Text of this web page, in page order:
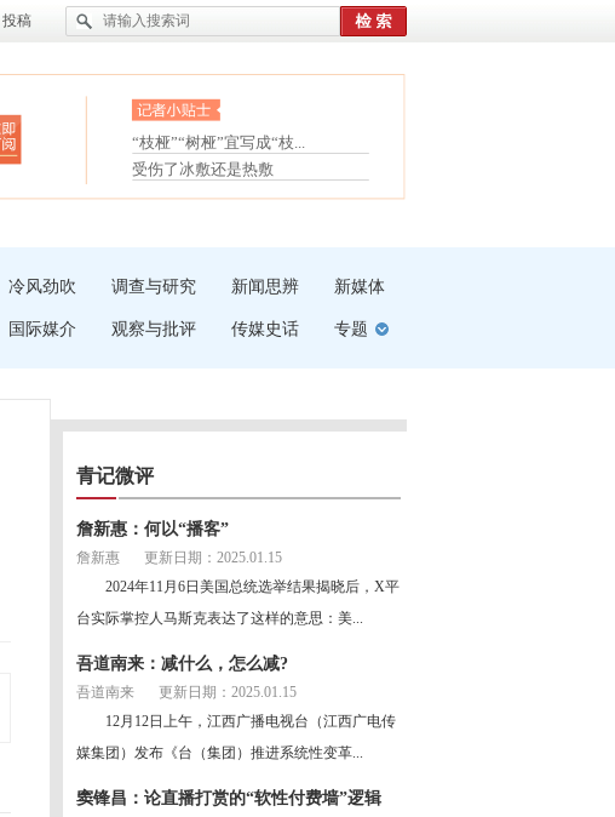
投稿
眼白变红或是结膜下出血
“枝桠”“树桠”宜写成“枝...
夏天缓解疲劳有三招
护腰，摆脱六大坏习惯
受伤了冰敷还是热敷
白内障治疗的误区
冷风劲吹 调查与研究 新闻思辨 新媒体
国际媒介 观察与批评 传媒史话 专题
青记微评
詹新惠：何以“播客”
詹新惠
更新日期：2025.01.15
2024年11月6日美国总统选举结果揭晓后，X平
台实际掌控人马斯克表达了这样的意思：美...
吾道南来：减什么，怎么减?
吾道南来
更新日期：2025.01.15
12月12日上午，江西广播电视台（江西广电传
媒集团）发布《台（集团）推进系统性变革...
窦锋昌：论直播打赏的“软性付费墙”逻辑